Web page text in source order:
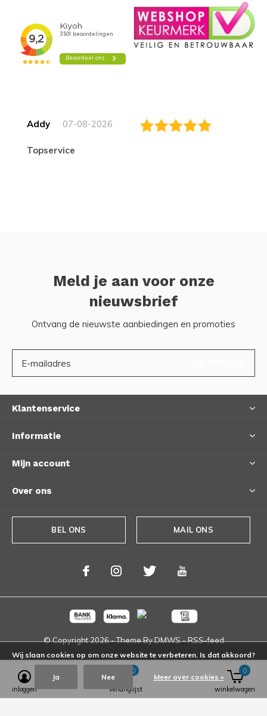
Addy 07-08-2026
topservice
Meld je aan voor onze
nieuwsbrief
Ontvang de nieuwste aanbiedingen en promoties
Klantenservice
Informatie
Mijn account
Over ons
BEL ONS MAIL ONS
© Copyright2026- Theme ByDMWS-RSS-feed
inloggen verlanglijst
0
winkelwagen
0
Wij slaan cookies op om onze website te verbeteren. Is dat akkoord?
Ja Nee Meer over cookies »